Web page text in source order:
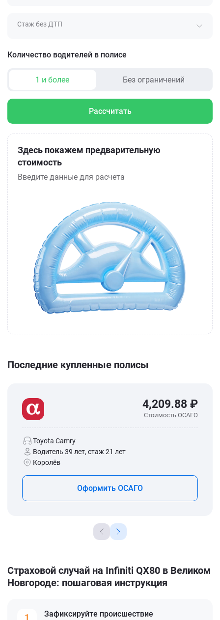
Стаж без ДТП
Количество водителей в полисе
1 и более Без ограничений
Рассчитать
Здесь покажем предварительную
стоимость
Введите данные для расчета
Последние купленные полисы
4,209.88 ₽
Стоимость ОСАГО
Toyota Camry
Водитель 39 лет, стаж 21 лет
Королёв
Оформить ОСАГО
Страховой случай на Infiniti QX80 в Великом
Новгороде: пошаговая инструкция
1 Зафиксируйте происшествие